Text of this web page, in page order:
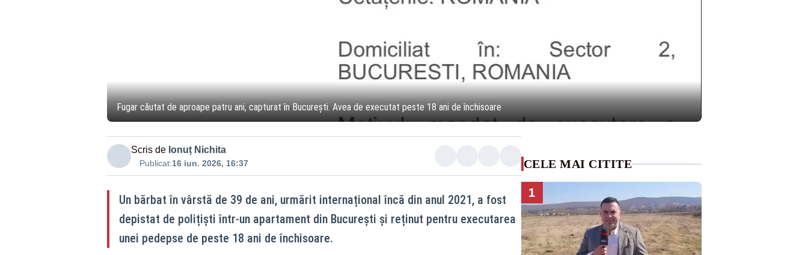
Fugar căutat de aproape patru ani, capturat în București. Avea de executat peste 18 ani de închisoare
Scris de Ionuț Nichita
Publicat:16 iun. 2026, 16:37
Un bărbat în vârstă de 39 de ani, urmărit internațional încă din anul 2021, a fost
depistat de polițiști într-un apartament din București și reținut pentru executarea
unei pedepse de peste 18 ani de închisoare.
CELE MAI CITITE
1